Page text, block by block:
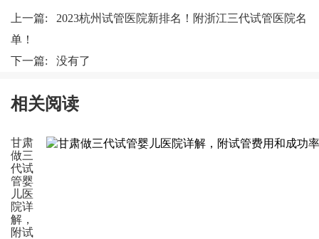
上一篇: 2023杭州试管医院新排名！附浙江三代试管医院名
单！
下一篇: 没有了
相关阅读
甘肃
做三
代试
管婴
儿医
院详
解，
附试